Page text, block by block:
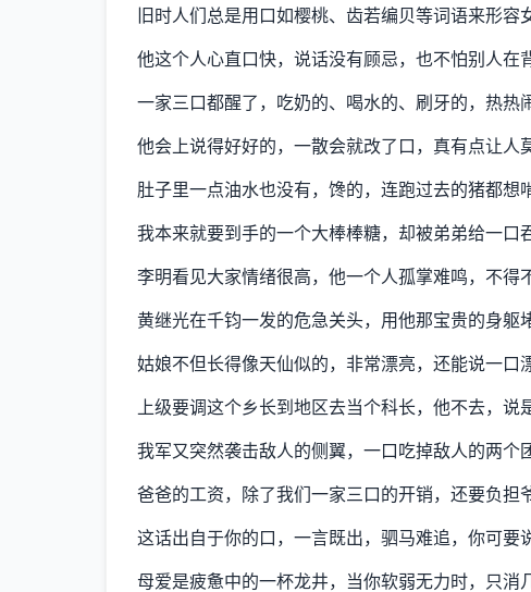
旧时人们总是用口如樱桃、齿若编贝等词语来形容
他这个人心直口快，说话没有顾忌，也不怕别人在
一家三口都醒了，吃奶的、喝水的、刷牙的，热热
他会上说得好好的，一散会就改了口，真有点让人
肚子里一点油水也没有，馋的，连跑过去的猪都想
我本来就要到手的一个大棒棒糖，却被弟弟给一口
李明看见大家情绪很高，他一个人孤掌难鸣，不得
黄继光在千钧一发的危急关头，用他那宝贵的身躯
姑娘不但长得像天仙似的，非常漂亮，还能说一口
上级要调这个乡长到地区去当个科长，他不去，说
我军又突然袭击敌人的侧翼，一口吃掉敌人的两个
爸爸的工资，除了我们一家三口的开销，还要负担
这话出自于你的口，一言既出，驷马难追，你可要
母爱是疲惫中的一杯龙井，当你软弱无力时，只消